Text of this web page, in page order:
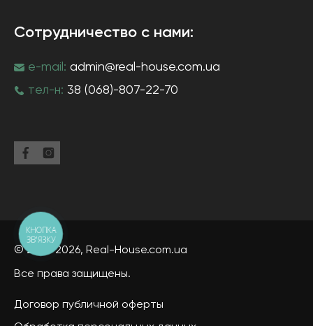
Сотрудничество с нами:
e-mail: admin@real-house.com.ua
тел-н: 38 (068)-807-22-70
© 2013-2026, Real-House.com.ua
Все права защищены.
Договор публичной оферты
КНОПКА
ЗВ'ЯЗКУ